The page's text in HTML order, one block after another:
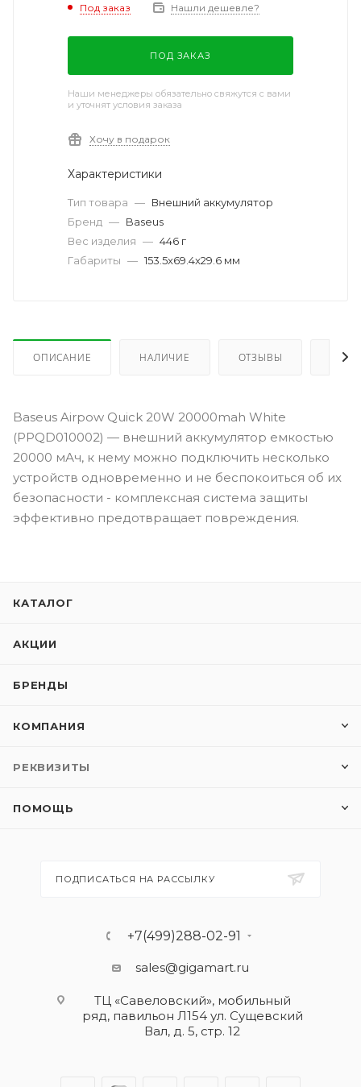
Под заказ Нашли дешевле?
ПОД ЗАКАЗ
Наши менеджеры обязательно свяжутся с вами
и уточнят условия заказа
Хочу в подарок
Характеристики
Тип товара — Внешний аккумулятор
Бренд — Baseus
Вес изделия — 446 г
Габариты — 153.5x69.4x29.6 мм
ОПИСАНИЕ НАЛИЧИЕ ОТЗЫВЫ КАК
Baseus Airpow Quick 20W 20000mah White
(PPQD010002) — внешний аккумулятор емкостью
20000 мАч, к нему можно подключить несколько
устройств одновременно и не беспокоиться об их
безопасности - комплексная система защиты
эффективно предотвращает повреждения.
КАТАЛОГ
АКЦИИ
БРЕНДЫ
КОМПАНИЯ
РЕКВИЗИТЫ
ПОМОЩЬ
ПОДПИСАТЬСЯ НА РАССЫЛКУ
+7(499)288-02-91
sales@gigamart.ru
ТЦ «Савеловский», мобильный
ряд, павильон Л154 ул. Сущевский
Вал, д. 5, стр. 12